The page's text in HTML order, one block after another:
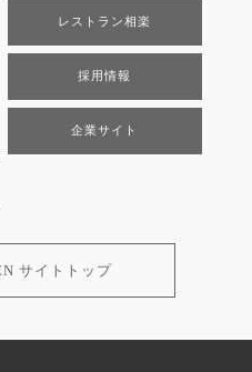
レストラン相楽
採用情報
企業サイト
サイトトップ